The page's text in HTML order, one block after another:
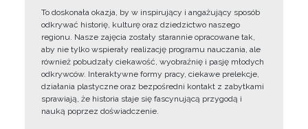
To doskonała okazja, by w inspirujący i angażujący sposób
odkrywać historię, kulturę oraz dziedzictwo naszego
regionu. Nasze zajęcia zostały starannie opracowane tak,
aby nie tylko wspierały realizację programu nauczania, ale
również pobudzały ciekawość, wyobraźnię i pasję młodych
odkrywców. Interaktywne formy pracy, ciekawe prelekcje,
działania plastyczne oraz bezpośredni kontakt z zabytkami
sprawiają, że historia staje się fascynującą przygodą i
nauką poprzez doświadczenie.